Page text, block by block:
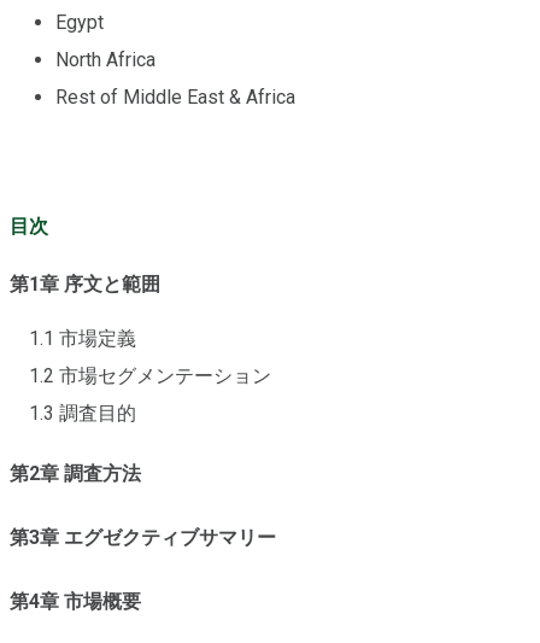
Egypt
North Africa
Rest of Middle East & Africa
目次
第1章 序文と範囲
1.1 市場定義
1.2 市場セグメンテーション
1.3 調査目的
第2章 調査方法
第3章 エグゼクティブサマリー
第4章 市場概要